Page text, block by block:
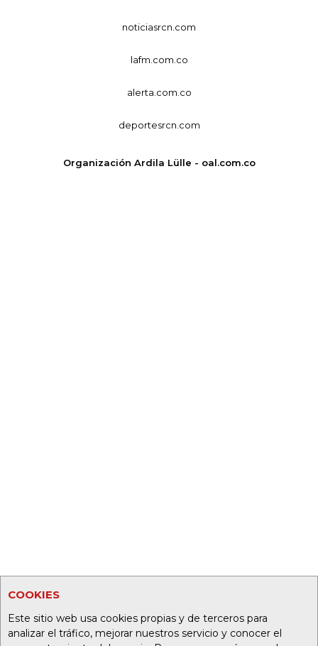
COOKIES
Este sitio web usa cookies propias y de terceros para
analizar el tráfico, mejorar nuestros servicio y conocer el
noticiasrcn.com
lafm.com.co
alerta.com.co
deportesrcn.com
Organización Ardila Lülle - oal.com.co